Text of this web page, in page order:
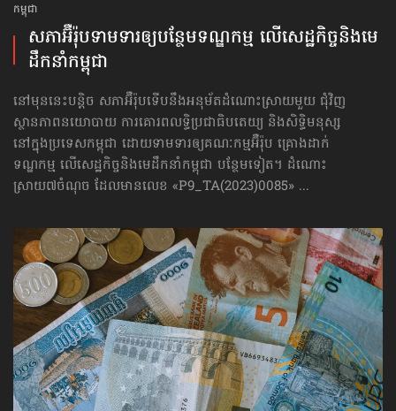
កម្ពុជា
សភាអ៊ឺរ៉ុបទាមទារ​ឲ្យបន្ថែម​ទណ្ឌកម្ម លើសេដ្ឋកិច្ច​និងមេ
ដឹកនាំកម្ពុជា
នៅមុននេះបន្តិច សភាអ៊ឺរ៉ុបទើបនឹងអនុម័តដំណោះស្រាយមួយ ជុំវិញ
ស្ថានភាពនយោបាយ ការគោរព​លទ្ធិ​ប្រជាធិបតេយ្យ និងសិទ្ធិមនុស្ស
នៅក្នុងប្រទេសកម្ពុជា ដោយទាមទារឲ្យគណៈកម្មអ៊ឺរ៉ុប គ្រោងដាក់​
ទណ្ឌកម្ម លើសេដ្ឋកិច្ច​និងមេដឹកនាំកម្ពុជា បន្ថែមទៀត។ ដំណោះ
ស្រាយ៧ចំណុច ដែលមានលេខ «P9_TA(2023)0085» ...